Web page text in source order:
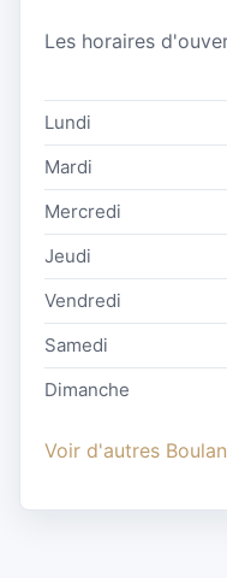
Les horaires
Lundi
Mardi
Mercredi
Jeudi
Vendredi
Samedi
Dimanche
Voir d'autres